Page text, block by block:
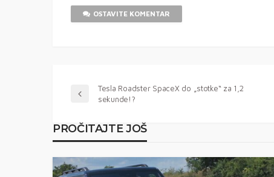
OSTAVITE KOMENTAR
Tesla Roadster SpaceX do „stotke“ za 1,2
sekunde!?
PROČITAJTE JOŠ